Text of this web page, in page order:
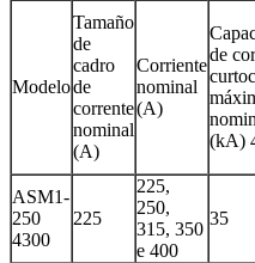
Modelo
Tamaño
de
cadro
de
corrente
nominal
(A)
Corriente
nominal
(A)
de
(kA)
ASM1-
250
4300
225
225,
250,
315, 350
e 400
35